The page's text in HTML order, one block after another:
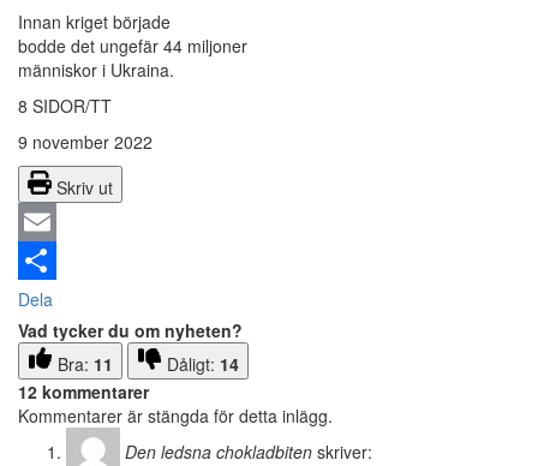
Innan kriget började
bodde det ungefär 44 miljoner
människor i Ukraina.
8 SIDOR/TT
9 november 2022
Skriv ut
Email
Dela
Vad tycker du om nyheten?
Bra: 11 Dåligt: 14
12 kommentarer
Kommentarer är stängda för detta inlägg.
Den ledsna chokladbiten skriver: